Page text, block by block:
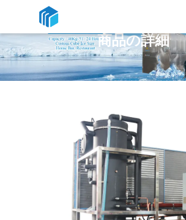
商品の詳細